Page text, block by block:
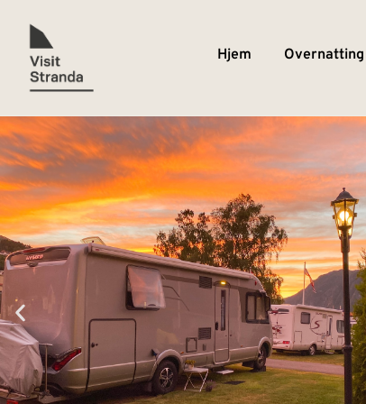
Hjem Overnatting